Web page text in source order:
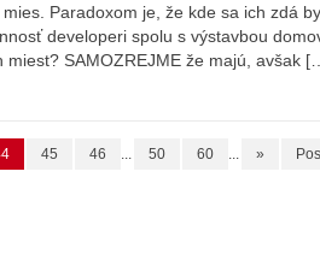
Paradoxom je, že kde sa ich zdá
developeri spolu s výstavbou
SAMOZREJME že majú, avšak
45 46 ... 50 60 ... »